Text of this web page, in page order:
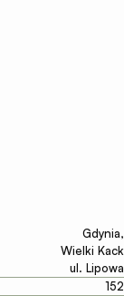
Gdynia,
Wielki Kack
ul. Lipowa
152